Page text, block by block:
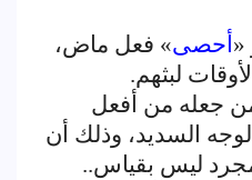
« أحصى» فعل ماض،
لبثهم.
جعله من أفعل
السديد، وذلك أن
ليس بقياس..